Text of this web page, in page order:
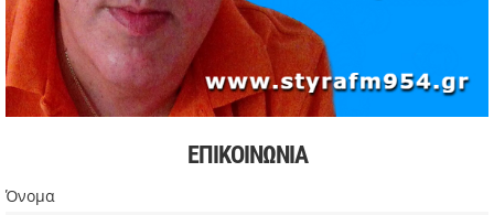
Χιόνισε σε Πάρνηθα και Πεντέλη – Διακοπή κυκλοφορίας
στη Λ. Πάρνηθος
03/05/2026 | 09:49
Πιέσεις στην παγκόσμια αγορά πετρελαίου και
Σακίρα: Περίπου 2 εκατ. θεατές στη συναυλία της στο Ρίο
ΕΠΙΚΟΙΝΩΝΙΑ
Όνομα